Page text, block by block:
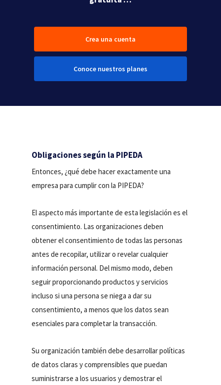
Crea una cuenta
Conoce nuestros planes
Obligaciones según la PIPEDA
Entonces, ¿qué debe hacer exactamente una
empresa para cumplir con la PIPEDA?
El aspecto más importante de esta legislación es el
consentimiento. Las organizaciones deben
obtener el consentimiento de todas las personas
antes de recopilar, utilizar o revelar cualquier
información personal. Del mismo modo, deben
seguir proporcionando productos y servicios
incluso si una persona se niega a dar su
consentimiento, a menos que los datos sean
esenciales para completar la transacción.
Su organización también debe desarrollar políticas
de datos claras y comprensibles que puedan
suministrarse a los usuarios y demostrar el